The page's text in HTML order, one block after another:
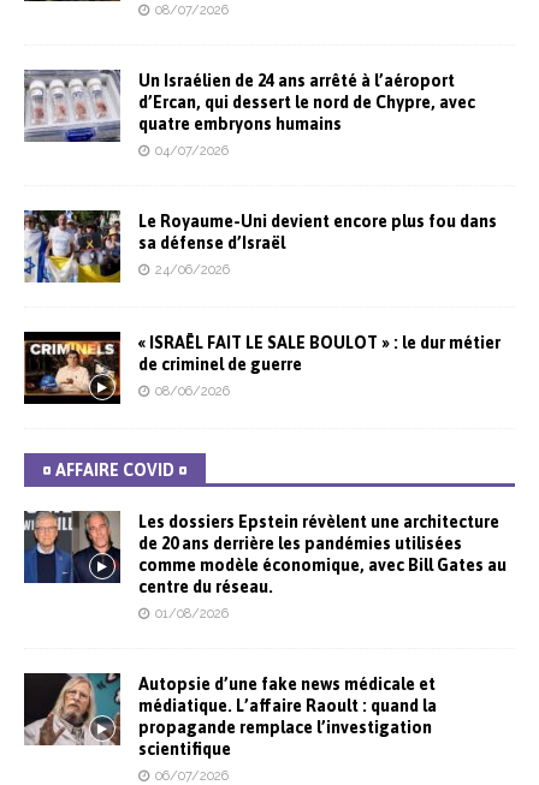
08/07/2026
Un Israélien de 24 ans arrêté à l’aéroport
d’Ercan, qui dessert le nord de Chypre, avec
quatre embryons humains
04/07/2026
Le Royaume-Uni devient encore plus fou dans
sa défense d’Israël
24/06/2026
« ISRAËL FAIT LE SALE BOULOT » : le dur métier
de criminel de guerre
08/06/2026
¤ AFFAIRE COVID ¤
Les dossiers Epstein révèlent une architecture
de 20 ans derrière les pandémies utilisées
comme modèle économique, avec Bill Gates au
centre du réseau.
01/08/2026
Autopsie d’une fake news médicale et
médiatique. L’affaire Raoult : quand la
propagande remplace l’investigation
scientifique
06/07/2026